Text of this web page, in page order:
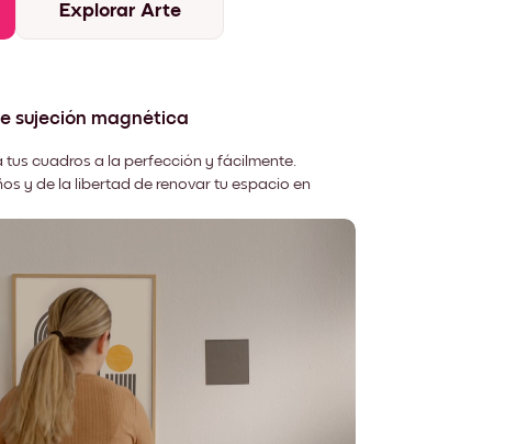
Explorar Arte
sujeción magnética
cuadros a la perfección y fácilmente.
y de la libertad de renovar tu espacio en